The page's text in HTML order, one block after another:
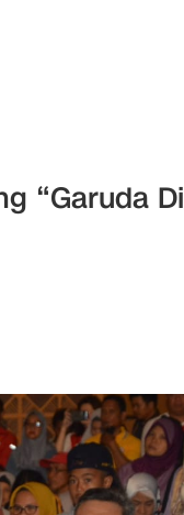
“Garuda Di